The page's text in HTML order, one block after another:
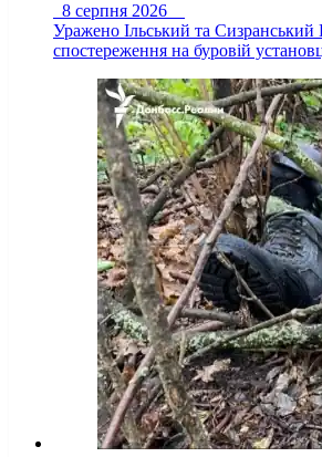
8 серпня 2026
Уражено Ільський та Сизранський
спостереження на буровій